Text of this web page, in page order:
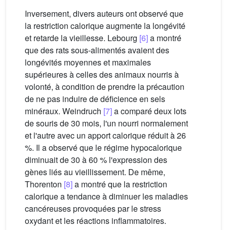
Inversement, divers auteurs ont observé que
la restriction calorique augmente la longévité
et retarde la vieillesse. Lebourg [6]a montré
que des rats sous-alimentés avaient des
longévités moyennes et maximales
supérieures à celles des animaux nourris à
volonté, à condition de prendre la précaution
de ne pas induire de déficience en sels
minéraux. Weindruch [7]a comparé deux lots
de souris de 30 mois, l'un nourri normalement
et l'autre avec un apport calorique réduit à 26
%. Il a observé que le régime hypocalorique
diminuait de 30 à 60 % l'expression des
gènes liés au vieillissement. De même,
Thorenton [8]a montré que la restriction
calorique a tendance à diminuer les maladies
cancéreuses provoquées par le stress
oxydant et les réactions inflammatoires.